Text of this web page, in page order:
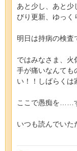
あと少し、あと少
びり更新、ゆっく
明日は持病の検査
ではみなさま、火
手が痛いなんても
い！！しばらく
ここで愚痴を……
いつも読んでいた